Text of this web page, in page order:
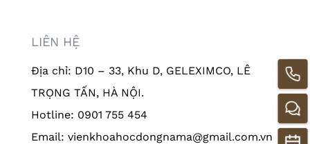
LIÊN HỆ
Địa chỉ: D10 – 33, Khu D, GELEXIMCO, LÊ
TRỌNG TẤN, HÀ NỘI.
Hotline: 0901 755 454
Email: vienkhoahocdongnama@gmail.com.vn